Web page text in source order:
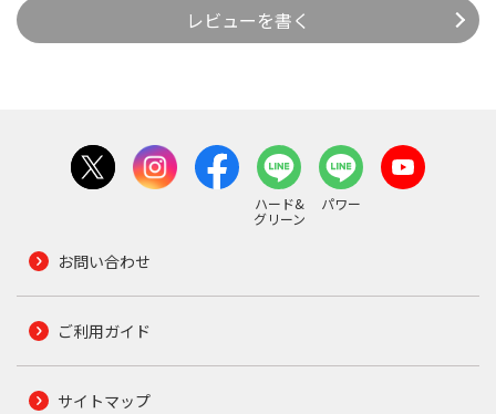
レビューを書く
ハード&
グリーン
パワー
お問い合わせ
ご利用ガイド
サイトマップ